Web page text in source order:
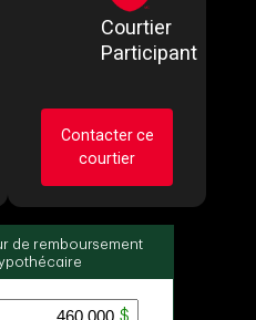
Courtier
Participant
Contacter ce
courtier
Demander des infos
sur cette inscription
Prénom